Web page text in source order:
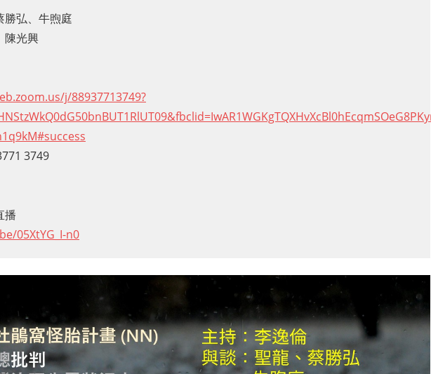
勝弘、牛煦庭
陳光興
j/88937713749?
3749
播
05XtYG_I-n0